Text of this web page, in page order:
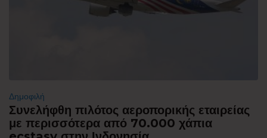
Δημοφιλή
Συνελήφθη πιλότος αεροπορικής εταιρείας
με περισσότερα από 70.000 χάπια